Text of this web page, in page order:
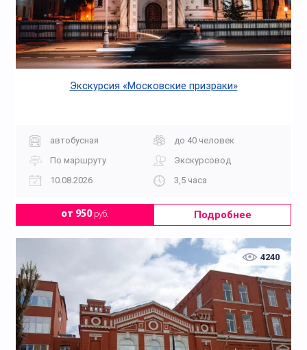
Экскурсия «Московские призраки»
автобусная
до 40 человек
По маршруту
Экскурсовод
10.08.2026
3,5 часа
от 950руб. Подробнее
4240